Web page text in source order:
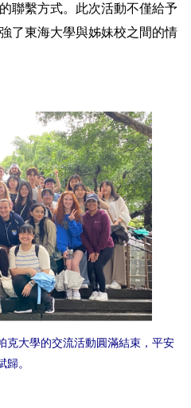
聯繫方式。此次活動不僅給予
了東海大學與姊妹校之間的情
克大學的交流活動圓滿結束，平安
歸。